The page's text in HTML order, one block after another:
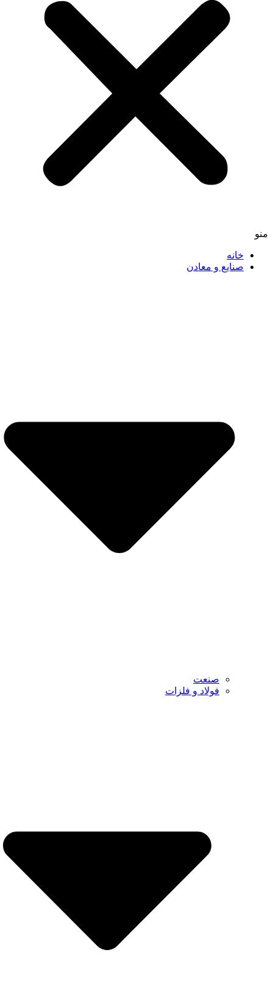
خانه
صنایع و معادن
صنعت
فولاد و فلزات